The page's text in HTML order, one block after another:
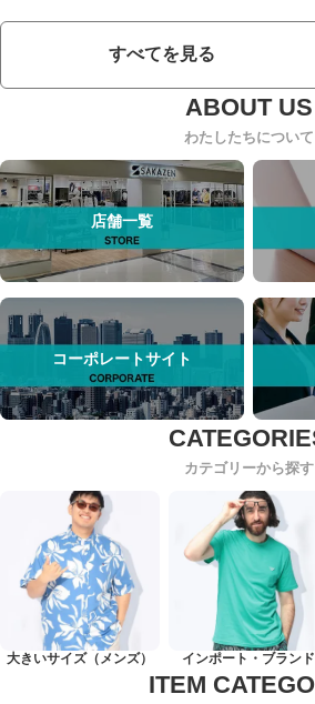
すべてを見る
わたしたちについて
店舗一覧
コーポレートサイト
カテゴリーから探す
大きいサイズ（メンズ） インポート・ブランド